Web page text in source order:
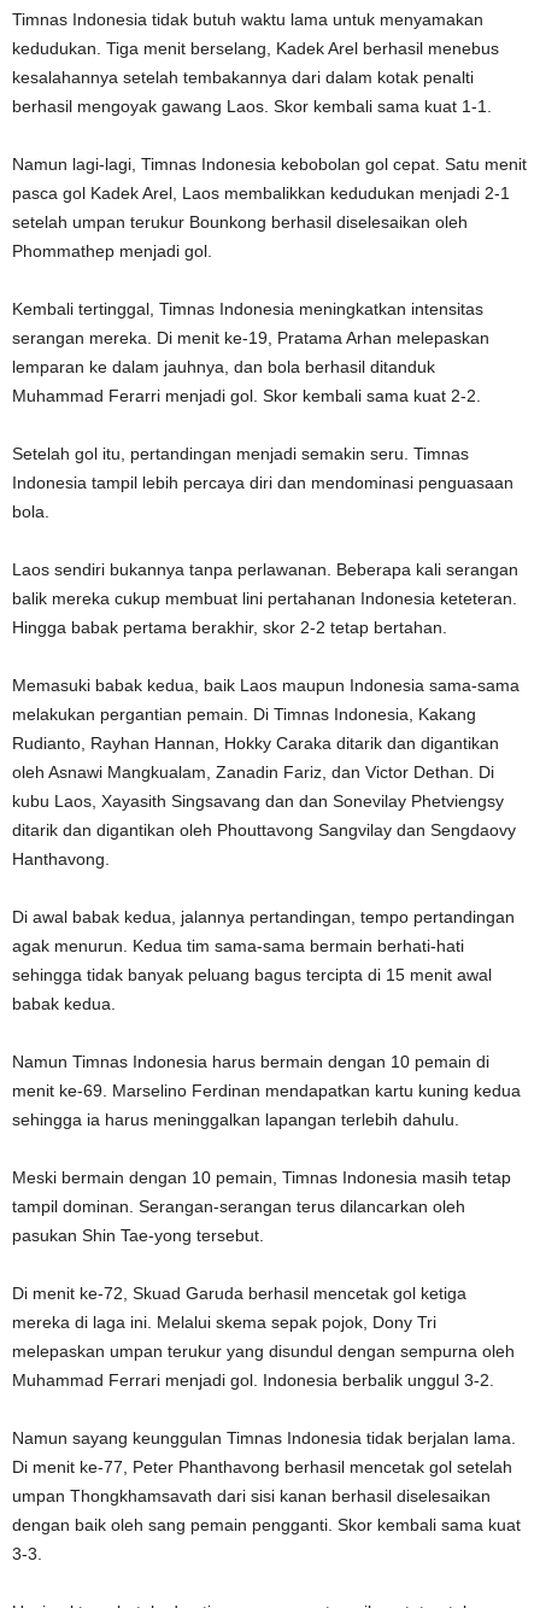
Timnas Indonesia tidak butuh waktu lama untuk menyamakan
kedudukan. Tiga menit berselang, Kadek Arel berhasil menebus
kesalahannya setelah tembakannya dari dalam kotak penalti
berhasil mengoyak gawang Laos. Skor kembali sama kuat 1-1.
Namun lagi-lagi, Timnas Indonesia kebobolan gol cepat. Satu menit
pasca gol Kadek Arel, Laos membalikkan kedudukan menjadi 2-1
setelah umpan terukur Bounkong berhasil diselesaikan oleh
Phommathep menjadi gol.
Kembali tertinggal, Timnas Indonesia meningkatkan intensitas
serangan mereka. Di menit ke-19, Pratama Arhan melepaskan
lemparan ke dalam jauhnya, dan bola berhasil ditanduk
Muhammad Ferarri menjadi gol. Skor kembali sama kuat 2-2.
Setelah gol itu, pertandingan menjadi semakin seru. Timnas
Indonesia tampil lebih percaya diri dan mendominasi penguasaan
bola.
Laos sendiri bukannya tanpa perlawanan. Beberapa kali serangan
balik mereka cukup membuat lini pertahanan Indonesia keteteran.
Hingga babak pertama berakhir, skor 2-2 tetap bertahan.
Memasuki babak kedua, baik Laos maupun Indonesia sama-sama
melakukan pergantian pemain. Di Timnas Indonesia, Kakang
Rudianto, Rayhan Hannan, Hokky Caraka ditarik dan digantikan
oleh Asnawi Mangkualam, Zanadin Fariz, dan Victor Dethan. Di
kubu Laos, Xayasith Singsavang dan dan Sonevilay Phetviengsy
ditarik dan digantikan oleh Phouttavong Sangvilay dan Sengdaovy
Hanthavong.
Di awal babak kedua, jalannya pertandingan, tempo pertandingan
agak menurun. Kedua tim sama-sama bermain berhati-hati
sehingga tidak banyak peluang bagus tercipta di 15 menit awal
babak kedua.
Namun Timnas Indonesia harus bermain dengan 10 pemain di
menit ke-69. Marselino Ferdinan mendapatkan kartu kuning kedua
sehingga ia harus meninggalkan lapangan terlebih dahulu.
Meski bermain dengan 10 pemain, Timnas Indonesia masih tetap
tampil dominan. Serangan-serangan terus dilancarkan oleh
pasukan Shin Tae-yong tersebut.
Di menit ke-72, Skuad Garuda berhasil mencetak gol ketiga
mereka di laga ini. Melalui skema sepak pojok, Dony Tri
melepaskan umpan terukur yang disundul dengan sempurna oleh
Muhammad Ferrari menjadi gol. Indonesia berbalik unggul 3-2.
Namun sayang keunggulan Timnas Indonesia tidak berjalan lama.
Di menit ke-77, Peter Phanthavong berhasil mencetak gol setelah
umpan Thongkhamsavath dari sisi kanan berhasil diselesaikan
dengan baik oleh sang pemain pengganti. Skor kembali sama kuat
3-3.